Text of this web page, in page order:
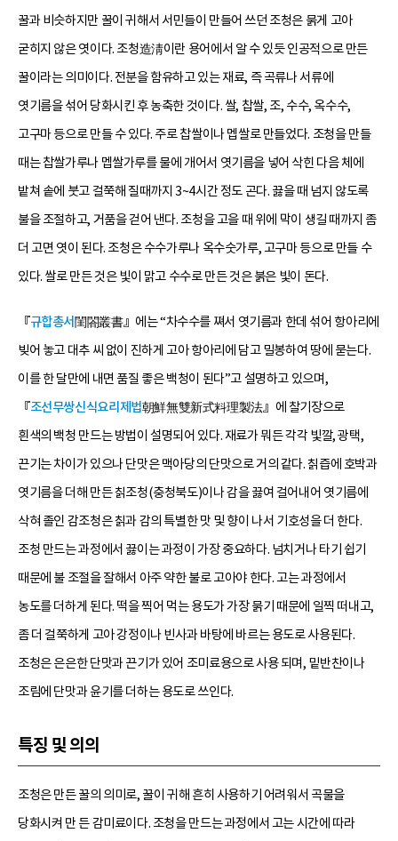
꿀과 비슷하지만 꿀이 귀해서 서민들이 만들어 쓰던 조청은 묽게 고아
굳히지 않은 엿이다. 조청造淸이란 용어에서 알 수 있듯 인공적으로 만든
꿀이라는 의미이다. 전분을 함유하고 있는 재료, 즉 곡류나 서류에
엿기름을 섞어 당화시킨 후 농축한 것이다. 쌀, 찹쌀, 조, 수수, 옥수수,
고구마 등으로 만들 수 있다. 주로 찹쌀이나 멥쌀로 만들었다. 조청을 만들
때는 찹쌀가루나 멥쌀가루를 물에 개어서 엿기름을 넣어 삭힌 다음 체에
밭쳐 솥에 붓고 걸쭉해 질때까지 3~4시간 정도 곤다. 끓을 때 넘지 않도록
불을 조절하고, 거품을 걷어 낸다. 조청을 고을 때 위에 막이 생길 때까지 좀
더 고면 엿이 된다. 조청은 수수가루나 옥수숫가루, 고구마 등으로 만들 수
있다. 쌀로 만든 것은 빛이 맑고 수수로 만든 것은 붉은 빛이 돈다.
『규합총서 閨閤叢書』에는 “차수수를 쪄서 엿기름과 한데 섞어 항아리에
빚어 놓고 대추 씨 없이 진하게 고아 항아리에 담고 밀봉하여 땅에 묻는다.
이를 한 달만에 내면 품질 좋은 백청이 된다”고 설명하고 있으며,
『조선무쌍신식요리제법朝鮮無雙新式料理製法』에 찰기장으로
흰색의 백청 만드는 방법이 설명되어 있다. 재료가 뭐든 각각 빛깔, 광택,
끈기는 차이가 있으나 단맛은 맥아당의 단맛으로 거의 같다. 칡즙에 호박과
엿기름을 더해 만든 칡조청(충청북도)이나 감을 끓여 걸어내어 엿기름에
삭혀 졸인 감조청은 칡과 감의 특별한 맛 및 향이 나서 기호성을 더 한다.
조청 만드는 과정에서 끓이는 과정이 가장 중요하다. 넘치거나 타기 쉽기
때문에 불 조절을 잘해서 아주 약한 불로 고아야 한다. 고는 과정에서
농도를 더하게 된다. 떡을 찍어 먹는 용도가 가장 묽기 때문에 일찍 떠내고,
좀 더 걸쭉하게 고아 강정이나 빈사과 바탕에 바르는 용도로 사용된다.
조청은 은은한 단맛과 끈기가 있어 조미료용으로 사용 되며, 밑반찬이나
조림에 단맛과 윤기를 더하는 용도로 쓰인다.
특징 및 의의
조청은 만든 꿀의 의미로, 꿀이 귀해 흔히 사용하기 어려워서 곡물을
당화시켜 만 든 감미료이다. 조청을 만드는 과정에서 고는 시간에 따라